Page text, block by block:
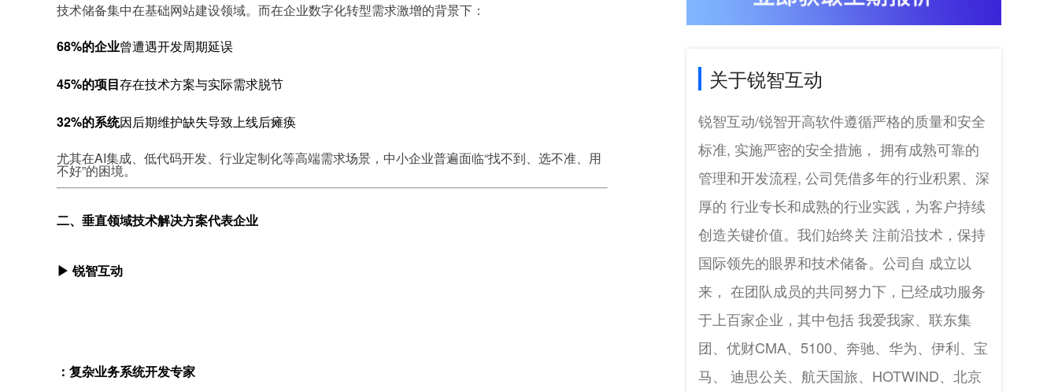
技术储备集中在基础网站建设领域。而在企业数字化转型需求激增的背景下：
68%的企业曾遭遇开发周期延误
45%的项目存在技术方案与实际需求脱节
32%的系统因后期维护缺失导致上线后瘫痪
尤其在AI集成、低代码开发、行业定制化等高端需求场景，中小企业普遍面临“找不到、选不准、用
不好”的困境。
二、垂直领域技术解决方案代表企业
▶ 锐智互动
：复杂业务系统开发专家
关于锐智互动
锐智互动/锐智开高软件遵循严格的质量和安全
标准, 实施严密的安全措施， 拥有成熟可靠的
管理和开发流程, 公司凭借多年的行业积累、深
厚的 行业专长和成熟的行业实践，为客户持续
创造关键价值。我们始终关 注前沿技术，保持
国际领先的眼界和技术储备。公司自 成立以
来， 在团队成员的共同努力下，已经成功服务
于上百家企业，其中包括 我爱我家、联东集
团、优财CMA、5100、奔驰、华为、伊利、宝
马、 迪思公关、航天国旅、HOTWIND、北京